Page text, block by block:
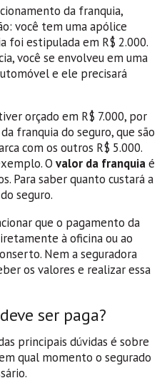
da franquia,
você tem uma apólice
foi estipulada em R$ 2.000.
você se envolveu em uma
e ele precisará
orçado em R$ 7.000, por
franquia do seguro, que são
com os outros R$ 5.000.
O valor da franquiaé
Para saber quanto custará a
seguro.
que o pagamento da
à oficina ou ao
Nem a seguradora
os valores e realizar essa
ser paga?
principais dúvidas é sobre
qual momento o segurado